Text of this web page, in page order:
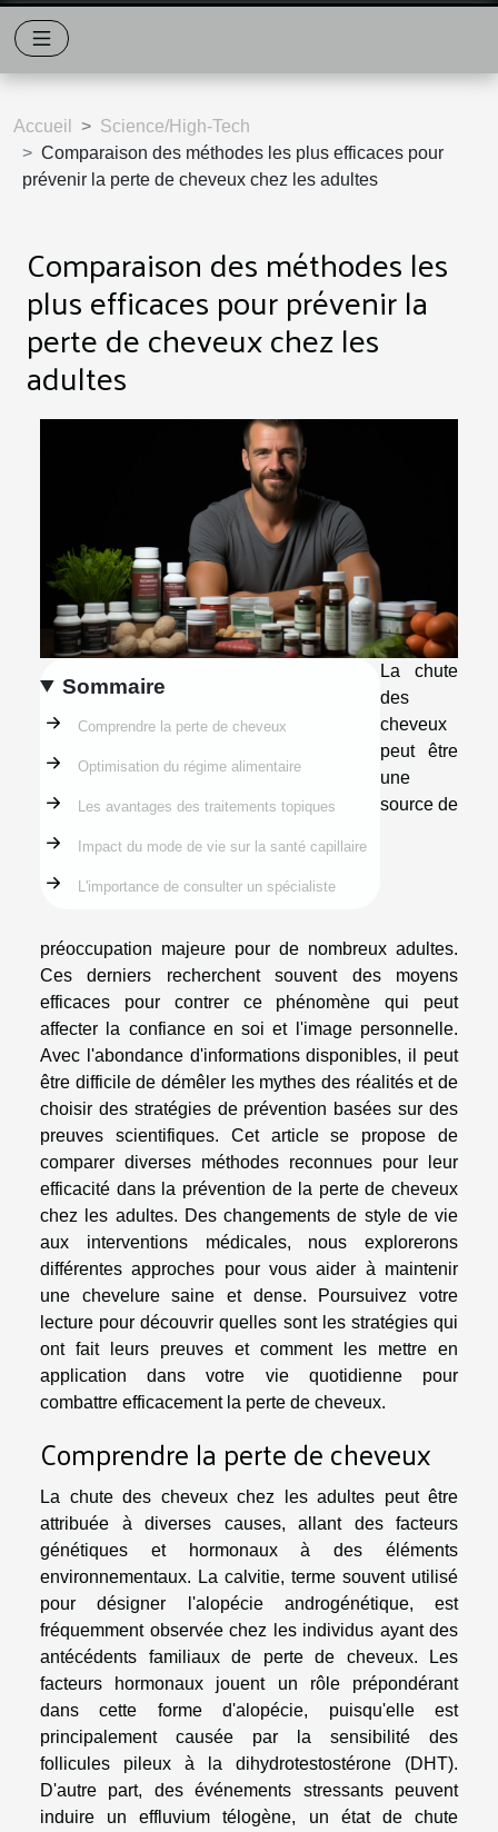
Accueil
Science/High-Tech
Comparaison des méthodes les plus efficaces pour
prévenir la perte de cheveux chez les adultes
Comparaison des méthodes les
plus efficaces pour prévenir la
perte de cheveux chez les
adultes
Sommaire
Comprendre la perte de cheveux
Optimisation du régime alimentaire
Les avantages des traitements topiques
Impact du mode de vie sur la santé capillaire
L'importance de consulter un spécialiste
La chute
des
cheveux
peut être
une
source de
préoccupation majeure pour de nombreux adultes.
Ces derniers recherchent souvent des moyens
efficaces pour contrer ce phénomène qui peut
affecter la confiance en soi et l'image personnelle.
Avec l'abondance d'informations disponibles, il peut
être difficile de démêler les mythes des réalités et de
choisir des stratégies de prévention basées sur des
preuves scientifiques. Cet article se propose de
comparer diverses méthodes reconnues pour leur
efficacité dans la prévention de la perte de cheveux
chez les adultes. Des changements de style de vie
aux interventions médicales, nous explorerons
différentes approches pour vous aider à maintenir
une chevelure saine et dense. Poursuivez votre
lecture pour découvrir quelles sont les stratégies qui
ont fait leurs preuves et comment les mettre en
application dans votre vie quotidienne pour
combattre efficacement la perte de cheveux.
Comprendre la perte de cheveux
La chute des cheveux chez les adultes peut être
attribuée à diverses causes, allant des facteurs
génétiques et hormonaux à des éléments
environnementaux. La calvitie, terme souvent utilisé
pour désigner l'alopécie androgénétique, est
fréquemment observée chez les individus ayant des
antécédents familiaux de perte de cheveux. Les
facteurs hormonaux jouent un rôle prépondérant
dans cette forme d'alopécie, puisqu'elle est
principalement causée par la sensibilité des
follicules pileux à la dihydrotestostérone (DHT).
D'autre part, des événements stressants peuvent
induire un effluvium télogène, un état de chute